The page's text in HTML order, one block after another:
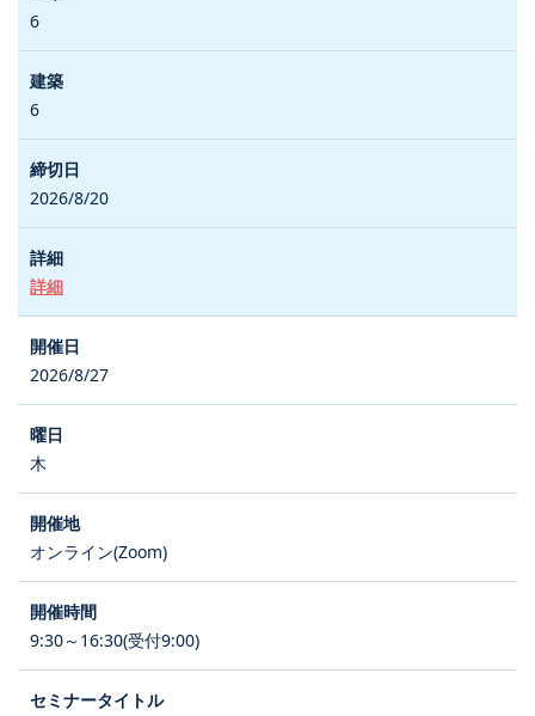
6
6
2026/8/20
詳細
2026/8/27
木
オンライン(Zoom)
9:30～16:30(受付9:00)